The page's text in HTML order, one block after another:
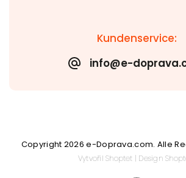
Kundenservice:
info@e-
Copyright 2026e-Doprava.com. Alle
VytvořilShoptet | Design